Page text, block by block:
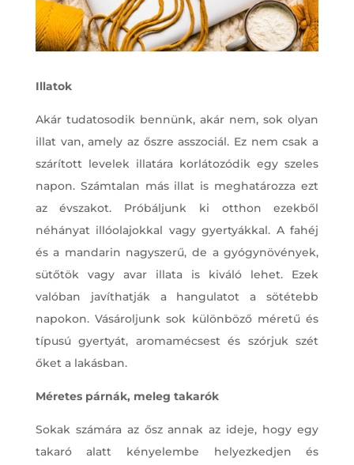
Illatok
Akár tudatosodik bennünk, akár nem, sok olyan
illat van, amely az őszre asszociál. Ez nem csak a
szárított levelek illatára korlátozódik egy szeles
napon. Számtalan más illat is meghatározza ezt
az évszakot. Próbáljunk ki otthon ezekből
néhányat illóolajokkal vagy gyertyákkal. A fahéj
és a mandarin nagyszerű, de a gyógynövények,
sütőtök vagy avar illata is kiváló lehet. Ezek
valóban javíthatják a hangulatot a sötétebb
napokon. Vásároljunk sok különböző méretű és
típusú gyertyát, aromamécsest és szórjuk szét
őket a lakásban.
Méretes párnák, meleg takarók
Sokak számára az ősz annak az ideje, hogy egy
takaró alatt kényelembe helyezkedjen és